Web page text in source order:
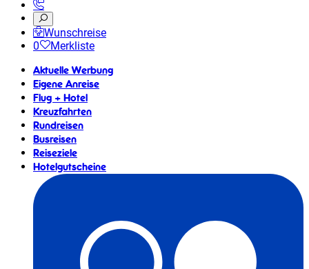
Wunschreise
0
Merkliste
Aktuelle Werbung
Eigene Anreise
Flug + Hotel
Kreuzfahrten
Rundreisen
Busreisen
Reiseziele
Hotelgutscheine